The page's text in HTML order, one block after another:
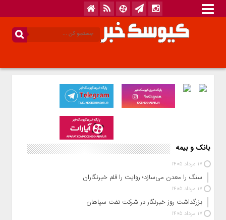
بانک و بیمه
17 مرداد 1405
سنگ را معدن می‌سازد؛ روایت را قلم خبرنگاران
17 مرداد 1405
بزرگداشت روز خبرنگار در شرکت نفت سپاهان
17 مرداد 1405